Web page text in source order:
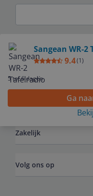
Sangean WR-
9.4(1)
5 tot 6 dagen
Ga
Service
Zakelijk
Volg ons op